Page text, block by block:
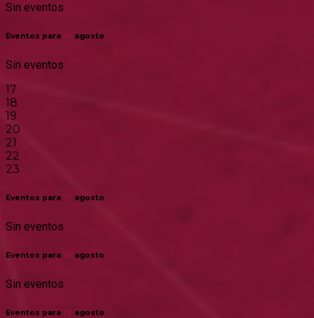
Sin eventos
Eventos para agosto
Sin eventos
17
18
19
20
21
22
23
Eventos para agosto
Sin eventos
Eventos para agosto
Sin eventos
Eventos para agosto